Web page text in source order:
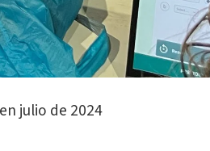
julio de 2024